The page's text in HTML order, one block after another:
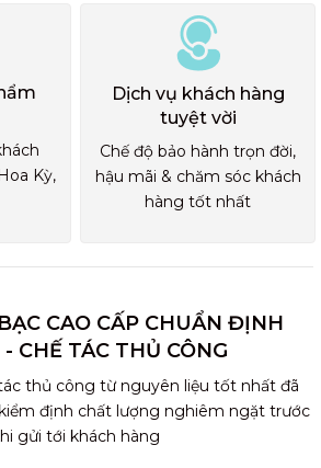
Kỳ,
Dịch vụ khách hàng
tuyệt vời
Chế độ bảo hành trọn đời,
hậu mãi & chăm sóc khách
hàng tốt nhất
CAO CẤP CHUẨN ĐỊNH
CHẾ TÁC THỦ CÔNG
thủ công từ nguyên liệu tốt nhất đã
định chất lượng nghiêm ngặt trước
gửi tới khách hàng